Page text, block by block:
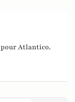
Atlantico.